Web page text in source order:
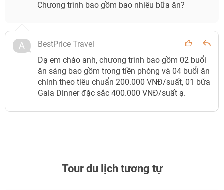
Chương trình bao gồm bao nhiêu bữa ăn?
BestPrice Travel
Dạ em chào anh, chương trình bao gồm 02 buổi
ăn sáng bao gồm trong tiền phòng và 04 buổi ăn
chính theo tiêu chuẩn 200.000 VNĐ/suất, 01 bữa
Gala Dinner đặc sắc 400.000 VNĐ/suất ạ.
Tour du lịch tương tự